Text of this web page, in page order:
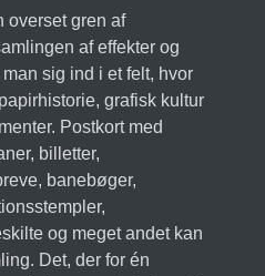
overset gren af
af effekter og
sig ind i et felt, hvor
grafisk kultur
Postkort med
billetter,
banebøger,
og meget andet kan
Det, der for én